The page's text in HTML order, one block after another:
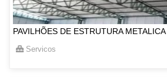
PAVILHÕES DE ESTRUTURA METALICA
Servicos